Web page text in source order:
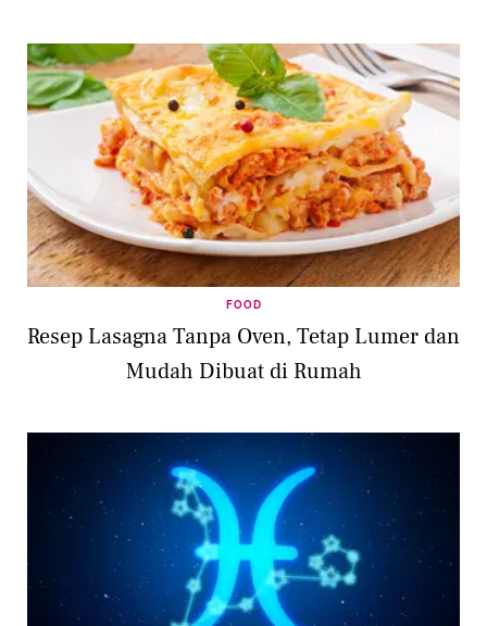
FOOD
Resep Lasagna Tanpa Oven, Tetap Lumer dan
Mudah Dibuat di Rumah